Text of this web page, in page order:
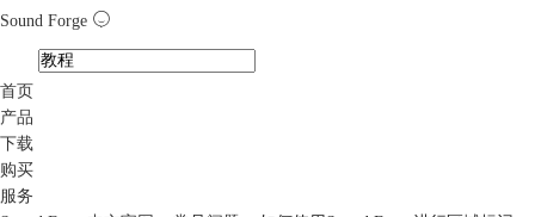
Sound Forge
首页
产品
下载
购买
服务